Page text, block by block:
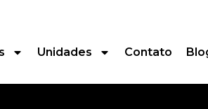
Unidades Contato